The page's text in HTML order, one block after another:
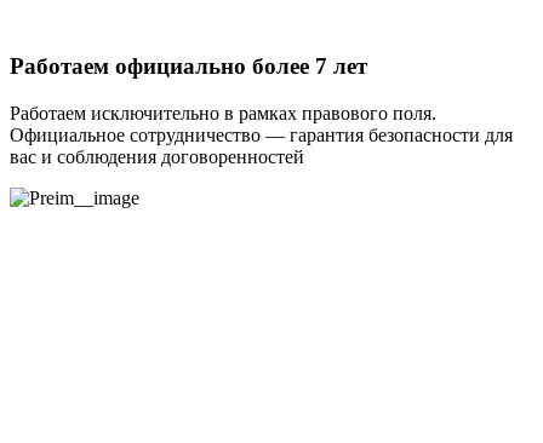
Работаем официально более 7 лет
Работаем исключительно в рамках правового поля.
Официальное сотрудничество — гарантия безопасности для
вас и соблюдения договоренностей